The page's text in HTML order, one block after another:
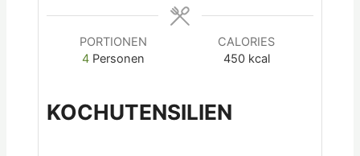
PORTIONEN
4 Personen
CALORIES
450 kcal
KOCHUTENSILIEN